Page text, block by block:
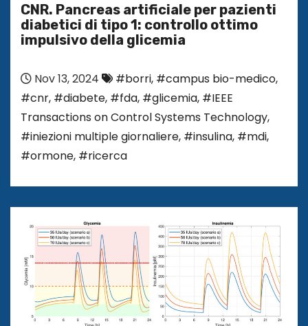
CNR. Pancreas artificiale per pazienti
diabetici di tipo 1: controllo ottimo
impulsivo della glicemia
Nov 13, 2024 #borri, #campus bio-medico,
#cnr, #diabete, #fda, #glicemia, #IEEE
Transactions on Control Systems Technology,
#iniezioni multiple giornaliere, #insulina, #mdi,
#ormone, #ricerca